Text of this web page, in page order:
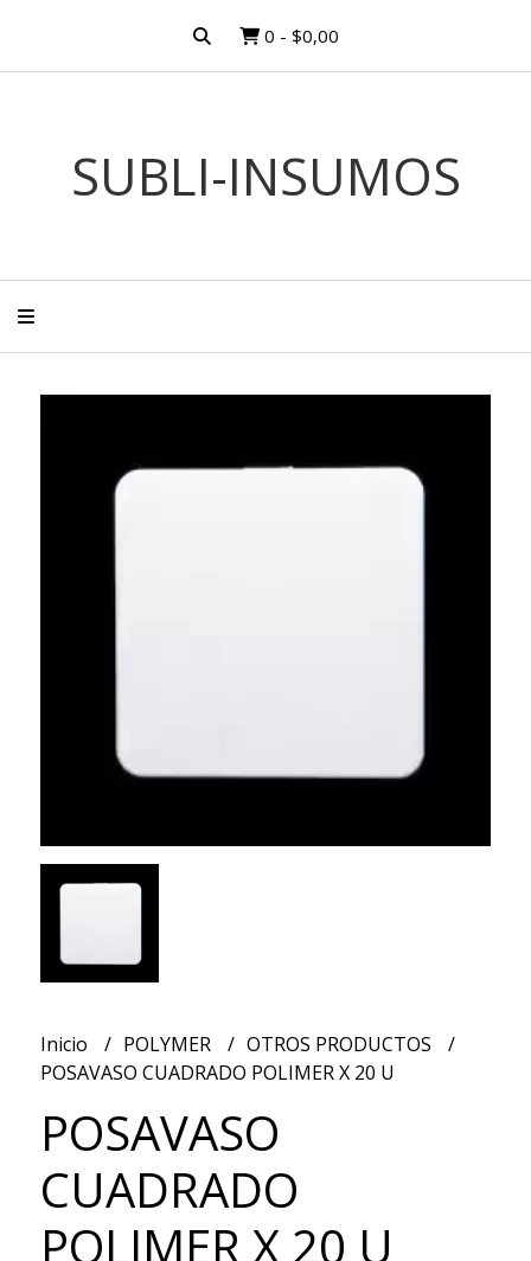
0 - $0,00
SUBLI-INSUMOS
Inicio POLYMER
OTROS PRODUCTOS
POSAVASO CUADRADO POLIMER X 20 U
POSAVASO
CUADRADO
POLIMER X 20 U